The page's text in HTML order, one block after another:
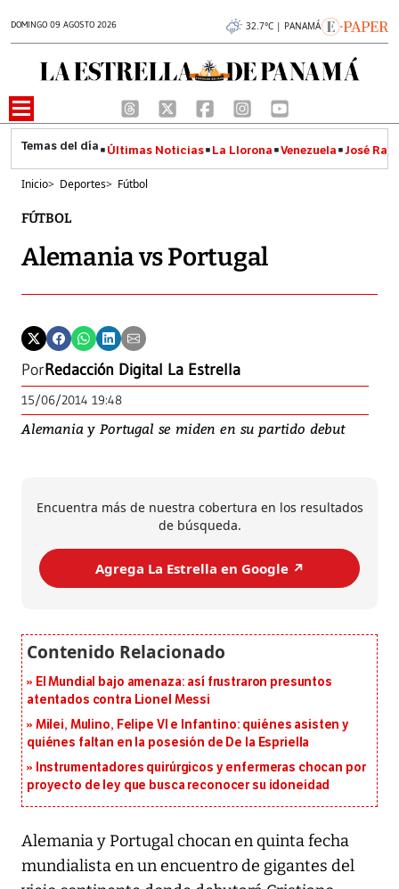
DOMINGO 09 AGOSTO 2026 32.7°C | PANAMÁ
Últimas Noticias La Llorona Venezuela José
Inicio> Deportes> Fútbol
FÚTBOL
Alemania vs Portugal
PorRedacción Digital La Estrella
15/06/2014 19:48
Alemania y Portugal se miden en su partido debut
Encuentra más de nuestra cobertura en los resultados
de búsqueda.
Agrega La Estrella en Google ↗️
El Mundial bajo amenaza: así frustraron presuntos
atentados contra Lionel Messi
Milei, Mulino, Felipe VI e Infantino: quiénes asisten y
quiénes faltan en la posesión de De la Espriella
Instrumentadores quirúrgicos y enfermeras chocan por
proyecto de ley que busca reconocer su idoneidad
Alemania y Portugal chocan en quinta fecha
mundialista en un encuentro de gigantes del